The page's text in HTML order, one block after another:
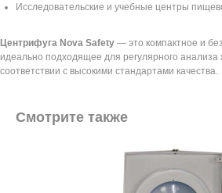
Исследовательские и учебные центры
Центрифуга Nova Safety — это компактное и
идеально подходящее для регулярного анализа
соответствии с высокими стандартами качества.
Смотрите также